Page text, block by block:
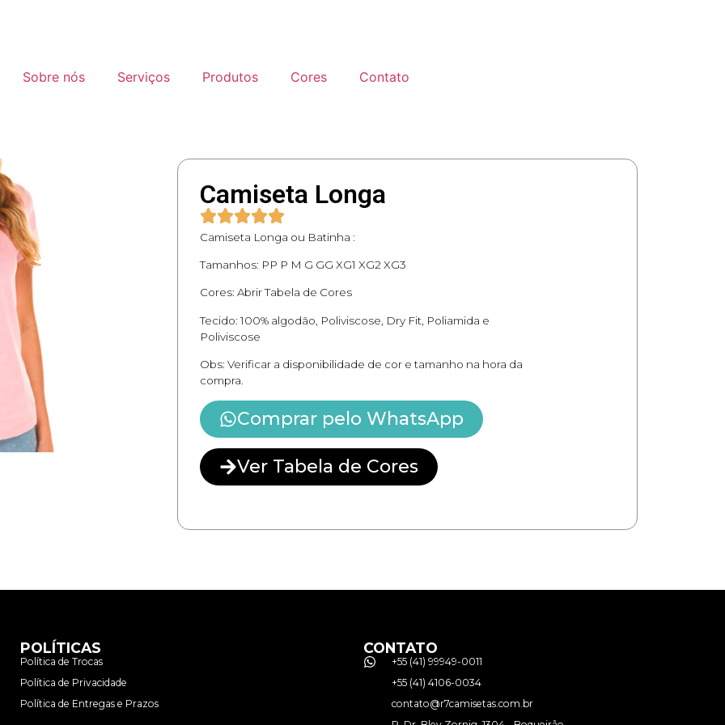
Sobre nós Serviços Produtos Cores Contato
Camiseta Longa
Camiseta Longa ou Batinha :
Tamanhos: PP P M G GG XG1 XG2 XG3
Cores: Abrir Tabela de Cores
Tecido: 100% algodão, Poliviscose, Dry Fit, Poliamida e
Poliviscose
Obs: Verificar a disponibilidade de cor e tamanho na hora da
compra.
Comprar pelo WhatsApp
Ver Tabela de Cores
POLÍTICAS
Política de Trocas
Política de Privacidade
Política de Entregas e Prazos
CONTATO
+55 (41) 99949-0011
+55 (41) 4106-0034
contato@r7camisetas.com.br